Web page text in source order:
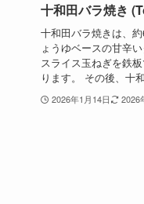
十和田バラ焼き
十和田バラ焼きは、
ょうゆベースの甘辛
スライス玉ねぎを鉄
ります。 その後、十
2026年1月14日 2026